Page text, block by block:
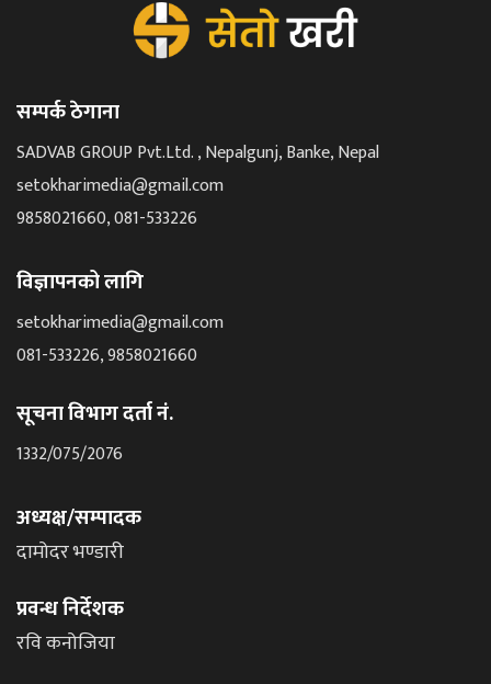
सम्पर्क ठेगाना
SADVAB GROUP Pvt.Ltd. , Nepalgunj, Banke, Nepal
setokharimedia@gmail.com
9858021660, 081-533226
विज्ञापनको लागि
setokharimedia@gmail.com
081-533226, 9858021660
सूचना विभाग दर्ता नं.
1332/075/2076
अध्यक्ष/सम्पादक
दामोदर भण्डारी
प्रवन्ध निर्देशक
रवि कनोजिया